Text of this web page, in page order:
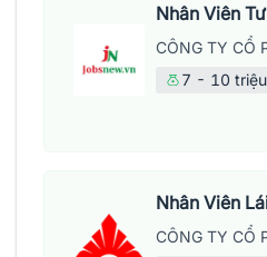
CÔNG TY CỔ
7 - 10 triệu
Nhân Viên